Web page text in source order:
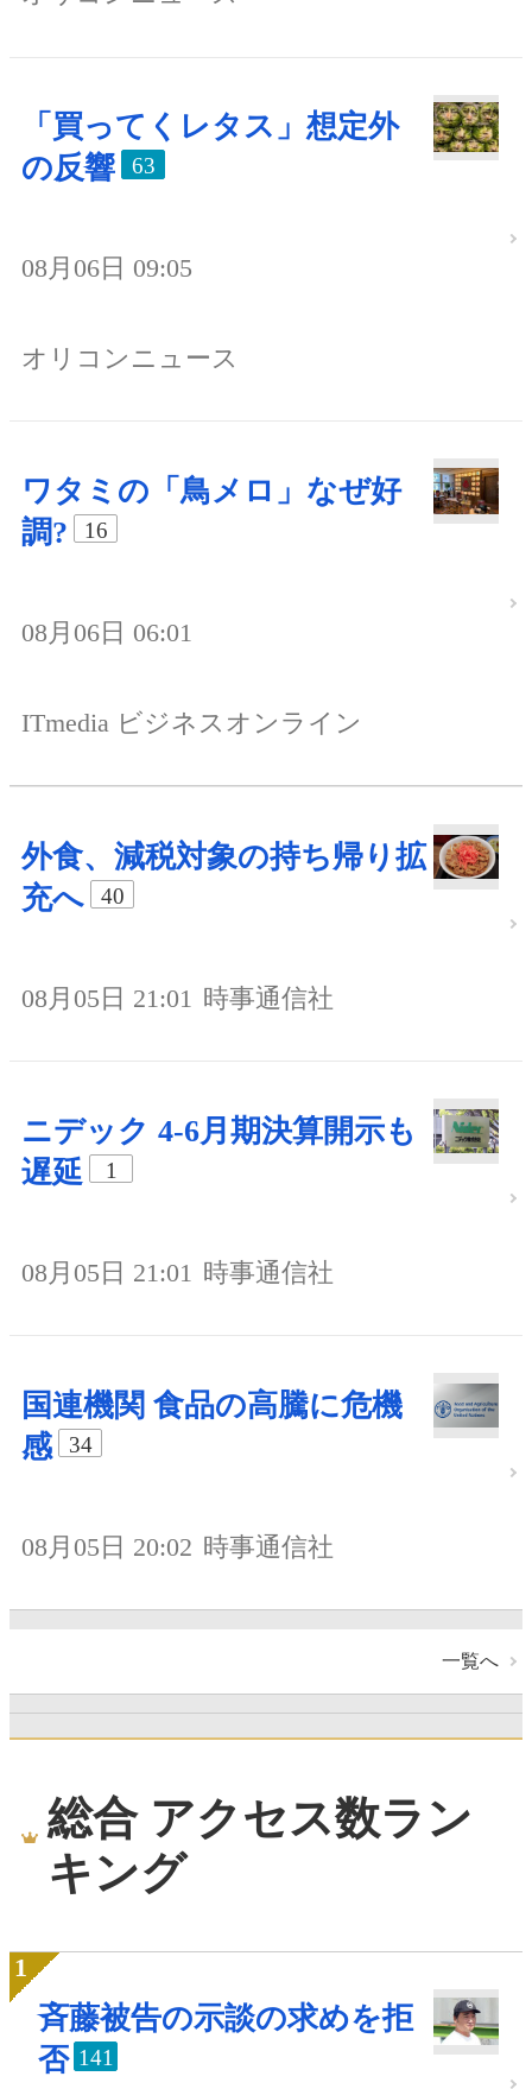
「買ってくレタス」想定外
の反響
63
08月06日 09:05
オリコンニュース
ワタミの「鳥メロ」なぜ好
調?
16
08月06日 06:01
ITmedia ビジネスオンライン
外食、減税対象の持ち帰り拡
充へ
40
08月05日 21:01 時事通信社
ニデック 4-6月期決算開示も
遅延
1
08月05日 21:01 時事通信社
国連機関 食品の高騰に危機
感
34
08月05日 20:02 時事通信社
一覧へ
総合 アクセス数ラン
キング
斉藤被告の示談の求めを拒
否 141